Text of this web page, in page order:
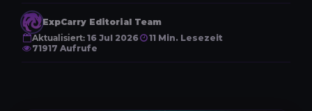
ExpCarry Editorial Team
Aktualisiert: 16 Jul 2026
11 Min. Lesezeit
71917 Aufrufe